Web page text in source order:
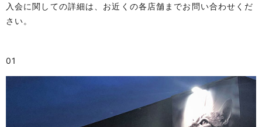
入会に関しての詳細は、お近くの各店舗までお問い合わせくだ
さい。
01